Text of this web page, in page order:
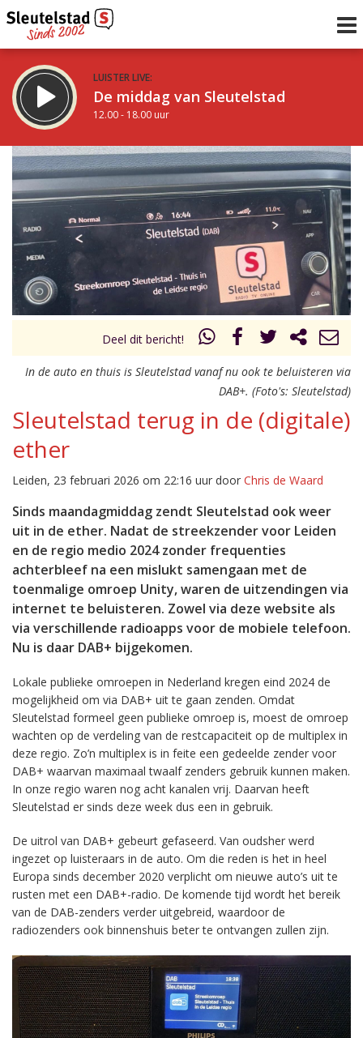
LUISTER LIVE:
De middag van Sleutelstad
12.00 - 18.00 uur
STRAKS:
De avond van Sleutelstad
18.00 - 19.00 uur
Vorig uur
uur 1 van 0 Volgend uur
Deel dit bericht!
In de auto en thuis is Sleutelstad vanaf nu ook te beluisteren via
DAB+. (Foto's: Sleutelstad)
Sleutelstad terug in de (digitale)
ether
Leiden, 23 februari 2026 om 22:16 uur door Chris de Waard
Sinds maandagmiddag zendt Sleutelstad ook weer
uit in de ether. Nadat de streekzender voor Leiden
en de regio medio 2024 zonder frequenties
achterbleef na een mislukt samengaan met de
toenmalige omroep Unity, waren de uitzendingen via
internet te beluisteren. Zowel via deze website als
via verschillende radioapps voor de mobiele telefoon.
Nu is daar DAB+ bijgekomen.
Lokale publieke omroepen in Nederland kregen eind 2024 de
mogelijkheid om via DAB+ uit te gaan zenden. Omdat
Sleutelstad formeel geen publieke omroep is, moest de omroep
wachten op de verdeling van de restcapaciteit op de multiplex in
deze regio. Zo’n multiplex is in feite een gedeelde zender voor
DAB+ waarvan maximaal twaalf zenders gebruik kunnen maken.
In onze regio waren nog acht kanalen vrij. Daarvan heeft
Sleutelstad er sinds deze week dus een in gebruik.
De uitrol van DAB+ gebeurt gefaseerd. Van oudsher werd
ingezet op luisteraars in de auto. Om die reden is het in heel
Europa sinds december 2020 verplicht om nieuwe auto’s uit te
rusten met een DAB+-radio. De komende tijd wordt het bereik
van de DAB-zenders verder uitgebreid, waardoor de
radiozenders ook binnenshuis beter te ontvangen zullen zijn.